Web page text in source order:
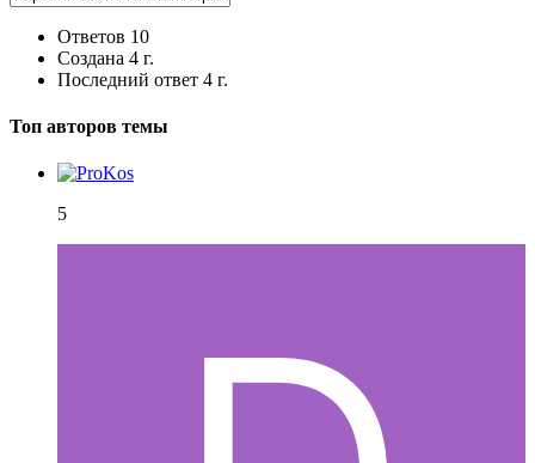
Ответов 10
Создана 4 г.
Последний ответ 4 г.
Топ авторов темы
5